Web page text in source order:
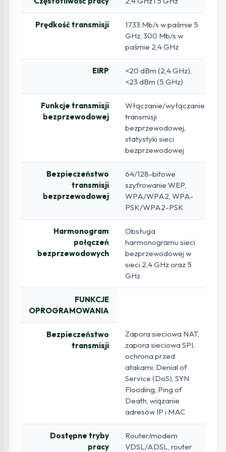
Prędkość transmisji
1733 Mb/s w paśmie 5
GHz, 300 Mb/s w
paśmie 2,4 GHz
EIRP
<20 dBm (2,4 GHz),
<23 dBm (5 GHz)
Funkcje transmisji
bezprzewodowej
Włączanie/wyłączanie
transmisji
bezprzewodowej,
statystyki sieci
bezprzewodowej
Bezpieczeństwo
transmisji
bezprzewodowej
64/128-bitowe
szyfrowanie WEP,
WPA/WPA2, WPA-
PSK/WPA2-PSK
Harmonogram
połączeń
bezprzewodowych
Obsługa
harmonogramu sieci
bezprzewodowej w
sieci 2,4 GHz oraz 5
GHz
FUNKCJE
OPROGRAMOWANIA
Bezpieczeństwo
transmisji
Zapora sieciowa NAT,
zapora sieciowa SPI,
ochrona przed
atakami: Denial of
Service (DoS), SYN
Flooding, Ping of
Death, wiązanie
adresów IP i MAC
Dostępne tryby
pracy
Router/modem
VDSL/ADSL, router